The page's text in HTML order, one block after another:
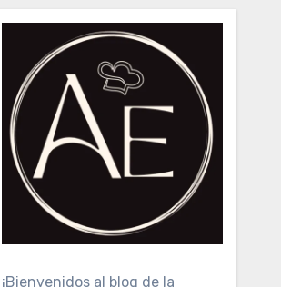
¡Bienvenidos al blog de la